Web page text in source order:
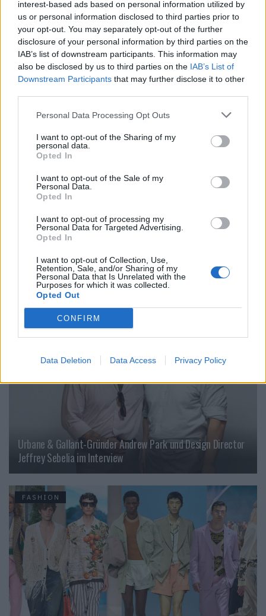
interest-based ads based on personal information utilized by
us or personal information disclosed to third parties prior to
your opt-out. You may separately opt-out of the further
disclosure of your personal information by third parties on the
IAB’s list of downstream participants. This information may
also be disclosed by us to third parties on the IAB’s List of
Downstream Participants that may further disclose it to other
Personal Data Processing Opt Outs
I want to opt-out of the Sharing of my
personal data.
Opted In
I want to opt-out of the Sale of my
Personal Data.
Opted In
I want to opt-out of processing my
Personal Data for Targeted Advertising.
Opted In
I want to opt-out of Collection, Use,
Retention, Sale, and/or Sharing of my
Personal Data that Is Unrelated with the
Purposes for which it was collected.
Opted Out
CONFIRM
Data Deletion Data Access Privacy Policy
Tags: Ermanno Scervino
Fashion Week
Fashion Week Fall/Winter 25/26
milan fashion week
VERWANDTE ARTIKEL
FASHION
Backstage an der Berliner Fashion Week
FASHION
Urbane & Gallant-Gründer Andrew Park und Design Director
Jeffrey Sebelia im Interview
FASHION